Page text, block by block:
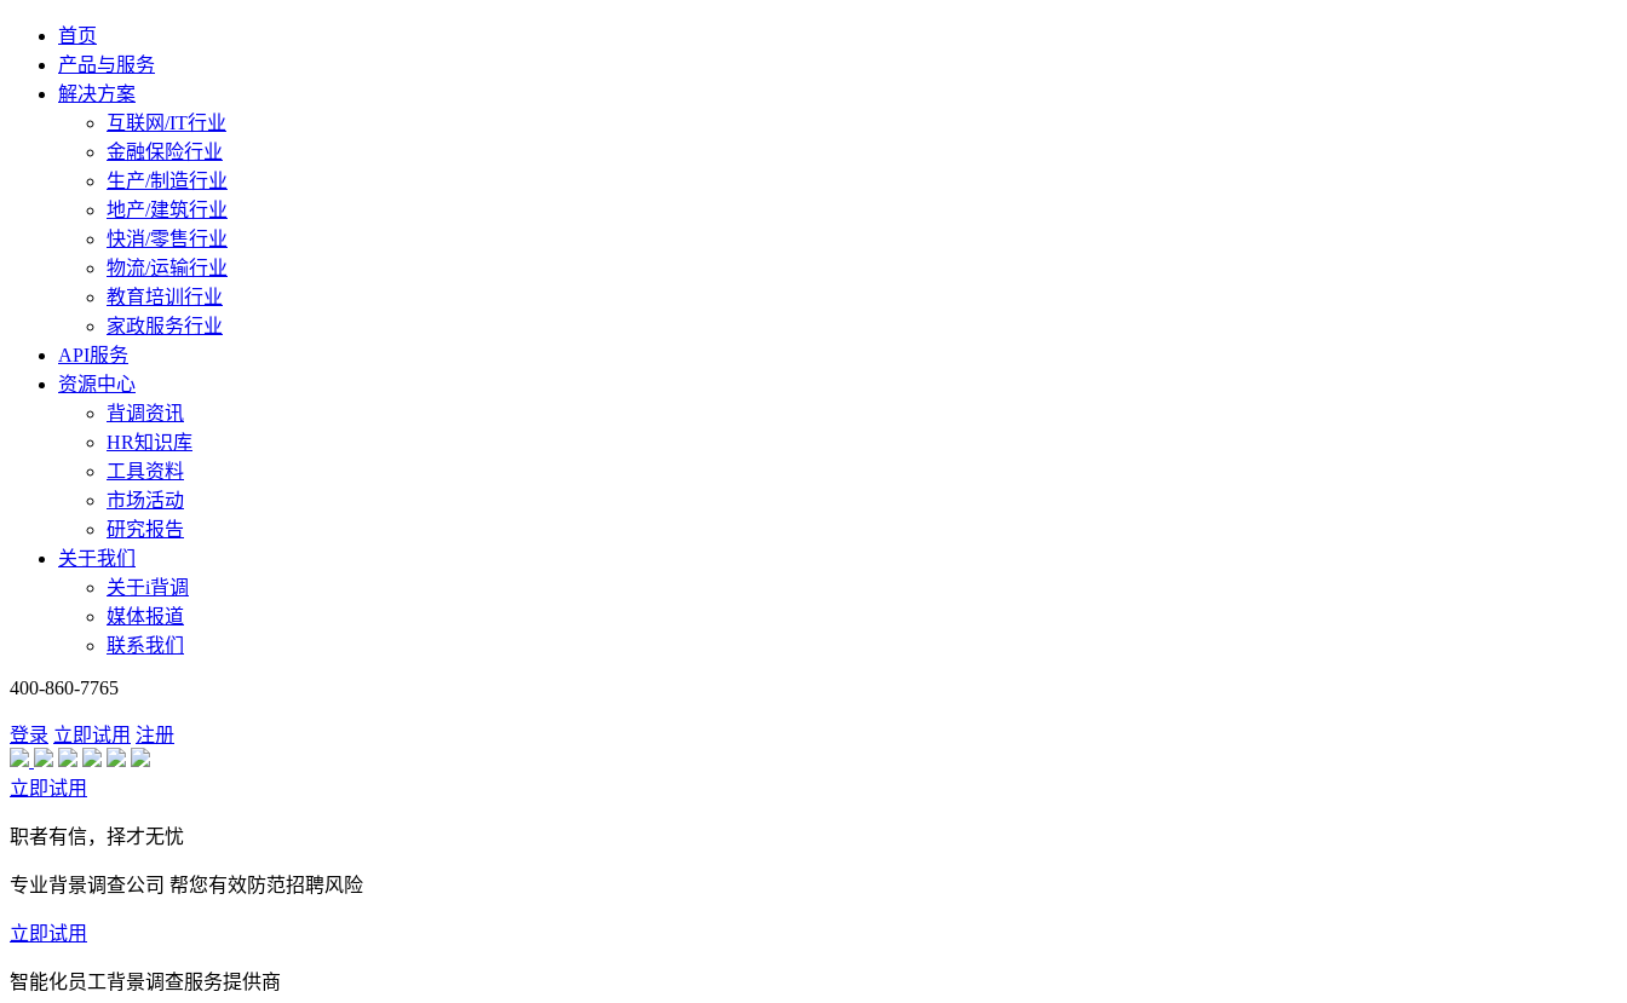
首页
产品与服务
解决方案
互联网/IT行业
金融保险行业
生产/制造行业
地产/建筑行业
快消/零售行业
物流/运输行业
教育培训行业
家政服务行业
API服务
资源中心
背调资讯
HR知识库
工具资料
市场活动
研究报告
关于我们
关于i背调
媒体报道
联系我们
400-860-7765
登录 立即试用 注册
立即试用
职者有信，择才无忧
专业背景调查公司 帮您有效防范招聘风险
立即试用
智能化员工背景调查服务提供商